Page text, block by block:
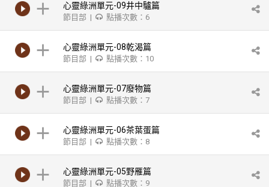
心靈綠洲單元-09井中驢篇
節目部 | 點播次數：6
心靈綠洲單元-08乾渴篇
節目部 | 點播次數：10
心靈綠洲單元-07廢物篇
節目部 | 點播次數：7
心靈綠洲單元-06茶葉蛋篇
節目部 | 點播次數：8
心靈綠洲單元-05野雁篇
節目部 | 點播次數：9